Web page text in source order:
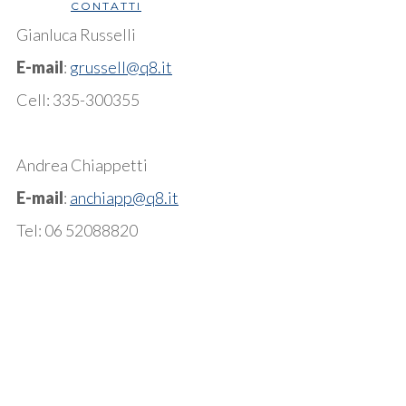
CONTATTI
Gianluca Russelli
E-mail: grussell@q8.it
Cell: 335-300355
Andrea Chiappetti
E-mail: anchiapp@q8.it
Tel: 06 52088820